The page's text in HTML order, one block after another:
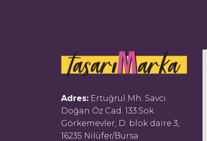
Adres: Ertuğrul Mh. Savcı
Doğan Öz Cad. 133.Sok.
Görkemevler, D: blok daire 3,
16235 Nilüfer/Bursa